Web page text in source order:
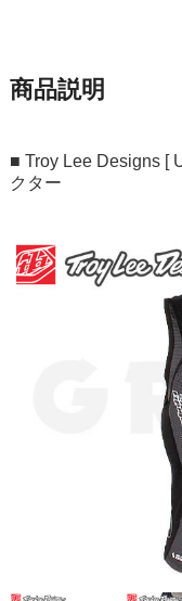
商品説明
■ Troy Lee Designs [
クター